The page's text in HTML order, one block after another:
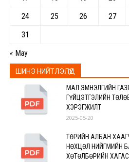
« May
24
25 26 27
31
ШИНЭ НИЙТЛЭЛҮҮД
МАЛ ЭМНЭЛГИЙН
ГҮЙЦЭТГЭЛИЙН
ХЭРЭГЖИЛТ
2025-05-20
ТӨРИЙН АЛБАН
НӨХЦӨЛ НИЙГМИЙН
ХӨТӨЛБӨРИЙН ХАГАС...